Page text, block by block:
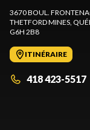
3670 BOUL.
THETFORD MINES,
G6H 2B8
ITINÉRAIRE
418 423-5517